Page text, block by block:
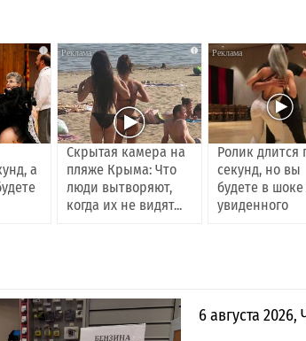
i
а
i
Скрытая камера на
пляже Крыма: Что
люди вытворяют,
когда их не видят...
Ролик длится
секунд, но вы
будете в шоке
увиденного
6 августа 2026,